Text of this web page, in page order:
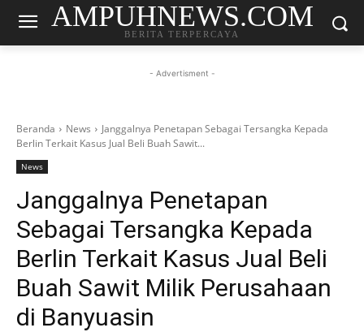
AMPUHNEWS.COM
BERITA TERPERCAYA
- Advertisment -
Beranda News
Janggalnya Penetapan Sebagai Tersangka Kepada
Berlin Terkait Kasus Jual Beli Buah Sawit...
News
Janggalnya Penetapan
Sebagai Tersangka Kepada
Berlin Terkait Kasus Jual Beli
Buah Sawit Milik Perusahaan
di Banyuasin